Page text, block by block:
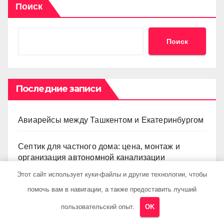
Поиск
Поиск
Последние записи
Авиарейсы между Ташкентом и Екатеринбургом
Септик для частного дома: цена, монтаж и
организация автономной канализации
ключевые сервисы и принципы работы
Этот сайт использует куки-файлы и другие технологии, чтобы
помочь вам в навигации, а также предоставить лучший
пользовательский опыт. OK